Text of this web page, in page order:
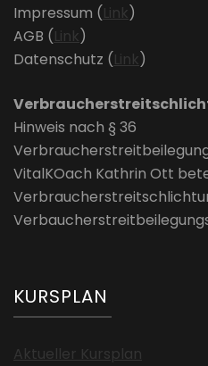
Impressum (Link)
AGB (Link)
Datenschutz (Link)
Hinweis nach § 36
VitalKOach Kathrin Ott
KURSPLAN
Aktueller Kursplan